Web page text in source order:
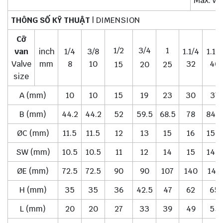
THÔNG SỐ KỸ THUẬT
| DIMENSION
Cỡ
van
Valve
size
inch
mm
1/4
8
3/8
10
1/2
15
3/4
20
1
25
1.1/4
32
1.1/2
40
A (mm) 10 10 15 19 23 30
37
B (mm)
44.2 44.2 52 59.5 68.5 78
84.5
ØC (mm)
11.5 11.5 12 13 15 16
15.5
SW (mm)
10.5 10.5 11 12 14 15
14.5
ØE (mm)
72.5 72.5 90 90 107 140
140
H (mm)
35 35 36 42.5 47 62
65
L (mm)
20 20 27 33 39 49
55